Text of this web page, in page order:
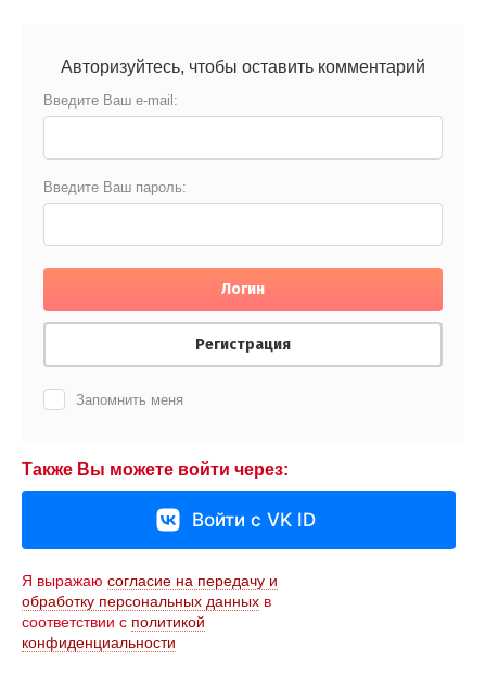
Авторизуйтесь, чтобы оставить комментарий
Введите Ваш e-mail:
Введите Ваш пароль:
Логин
Регистрация
Запомнить меня
Также Вы можете войти через:
Войти с VK ID
Я выражаю согласие на передачу и
обработку персональных данных в
соответствии с политикой
конфиденциальности